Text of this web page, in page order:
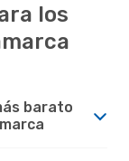
los
barato